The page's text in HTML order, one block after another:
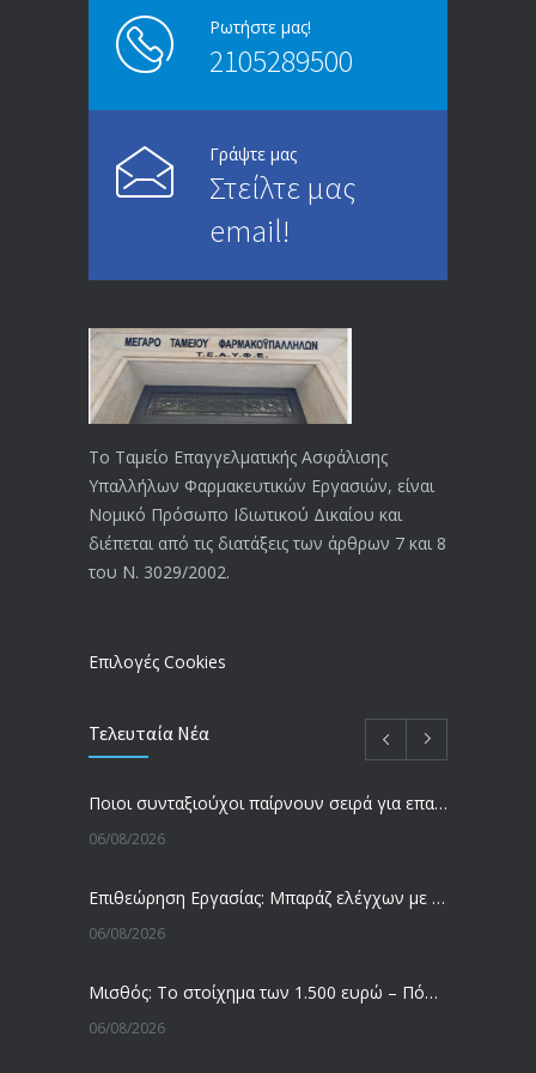
Επίδομα ανεργίας: Υπολογισμός βάσει
ΕΝΗΜΕΡΩΣΗ ΠΡΟΣ ΣΥΝΤΑΞΙΟΥΧΟΥΣ
18/12/2019
ΑΝΑΚΟΙΝΩΣΗ
20/12/2019
Αναπηρικές συντάξεις: Έρχεται νέα
απόφαση από το υπουργείο Εργασίας
-Τι είπε η Δ. Μιχαηλίδου για τις
Ρωτήστε μας!
2105289500
Γράψτε μας
Στείλτε μας
email!
Το Ταμείο Επαγγελματικής Ασφάλισης
Υπαλλήλων Φαρμακευτικών Εργασιών, είναι
Νομικό Πρόσωπο Ιδιωτικού Δικαίου και
διέπεται από τις διατάξεις των άρθρων 7 και 8
του Ν. 3029/2002.
Επιλογές Cookies
Τελευταία Νέα
Ποιοι συνταξιούχοι παίρνουν σειρά για επανυπολογισμό σύνταξης με αύξηση και αναδρομικά – Οι εκκρεμότητες ανά Ταμείο
06/08/2026
Επιθεώρηση Εργασίας: Μπαράζ ελέγχων με tablets και drones
06/08/2026
Μισθός: Το στοίχημα των 1.500 ευρώ – Πόσοι εργαζόμενοι παίρνουν αυτά τα χρήματα
06/08/2026